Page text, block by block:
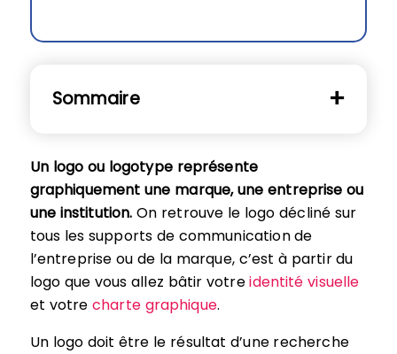
Sommaire
Un logo ou logotype représente
graphiquement une marque, une entreprise ou
une institution. On retrouve le logo décliné sur
tous les supports de communication de
l’entreprise ou de la marque, c’est à partir du
logo que vous allez bâtir votreidentité visuelle
et votre charte graphique.
Un logo doit être le résultat d’une recherche